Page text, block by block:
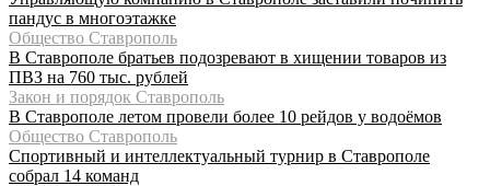
пандус в многоэтажке
Общество Ставрополь
В Ставрополе братьев подозревают в хищении товаров из
ПВЗ на 760 тыс. рублей
Закон и порядок Ставрополь
В Ставрополе летом провели более 10 рейдов у водоёмов
Общество Ставрополь
Спортивный и интеллектуальный турнир в Ставрополе
собрал 14 команд